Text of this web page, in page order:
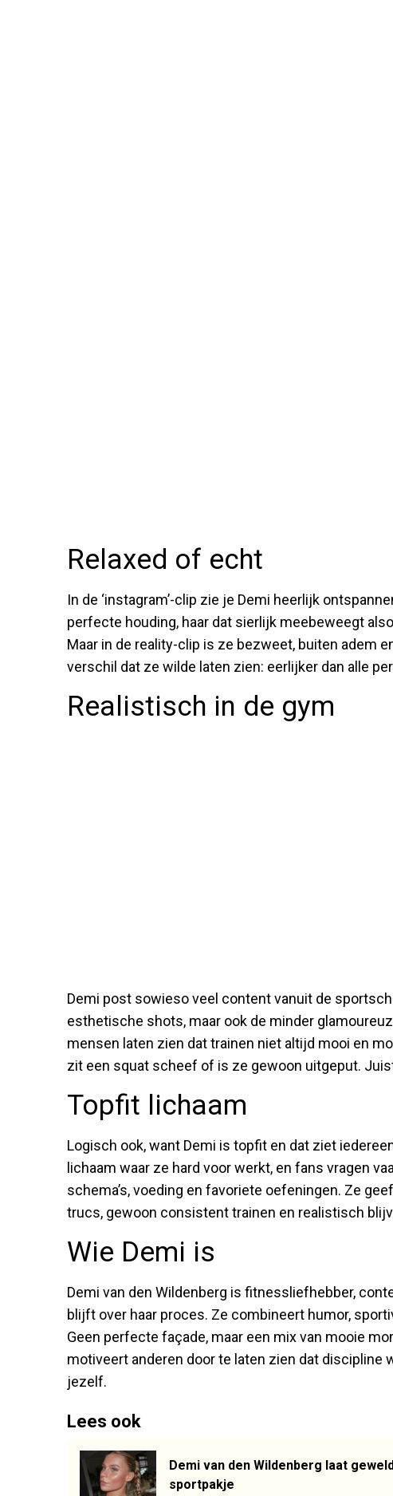
Relaxed of echt
In de ‘instagram’-clip zie je Demi heerlijk
perfecte houding, haar dat sierlijk meebeweegt
Maar in de reality-clip is ze bezweet, buiten adem
verschil dat ze wilde laten zien: eerlijker dan alle
Realistisch in de gym
Demi post sowieso veel content vanuit de
esthetische shots, maar ook de minder
mensen laten zien dat trainen niet altijd mooi en
zit een squat scheef of is ze gewoon uitgeput.
Topfit lichaam
Logisch ook, want Demi is topfit en dat ziet
lichaam waar ze hard voor werkt, en fans vragen
schema’s, voeding en favoriete oefeningen. Ze
trucs, gewoon consistent trainen en realistisch
Wie Demi is
Demi van den Wildenberg is fitnessliefhebber,
blijft over haar proces. Ze combineert humor,
Geen perfecte façade, maar een mix van mooie
motiveert anderen door te laten zien dat discipline
jezelf.
Lees ook
Demi van den Wildenberg laat
sportpakje